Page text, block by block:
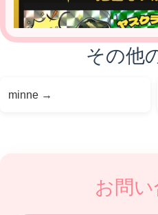
その他
minne →
お問